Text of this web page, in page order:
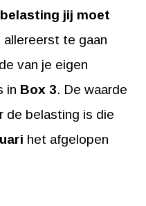
belasting jij moet
allereerst te gaan
van je eigen
in Box 3. De waarde
de belasting is die
het afgelopen